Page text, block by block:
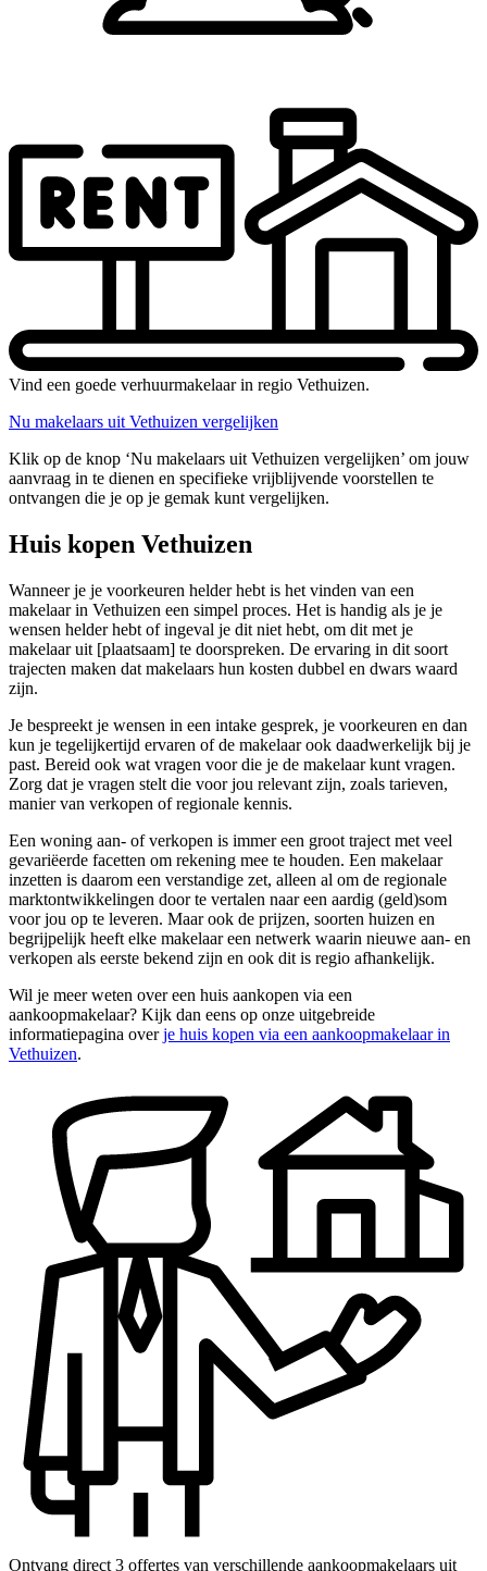
Vind een goede verhuurmakelaar in regio Vethuizen.
Nu makelaars uit Vethuizen vergelijken
Klik op de knop ‘Nu makelaars uit Vethuizen vergelijken’ om jouw
aanvraag in te dienen en specifieke vrijblijvende voorstellen te
ontvangen die je op je gemak kunt vergelijken.
Huis kopen Vethuizen
Wanneer je je voorkeuren helder hebt is het vinden van een
makelaar in Vethuizen een simpel proces. Het is handig als je je
wensen helder hebt of ingeval je dit niet hebt, om dit met je
makelaar uit [plaatsaam] te doorspreken. De ervaring in dit soort
trajecten maken dat makelaars hun kosten dubbel en dwars waard
zijn.
Je bespreekt je wensen in een intake gesprek, je voorkeuren en dan
kun je tegelijkertijd ervaren of de makelaar ook daadwerkelijk bij je
past. Bereid ook wat vragen voor die je de makelaar kunt vragen.
Zorg dat je vragen stelt die voor jou relevant zijn, zoals tarieven,
manier van verkopen of regionale kennis.
Een woning aan- of verkopen is immer een groot traject met veel
gevariëerde facetten om rekening mee te houden. Een makelaar
inzetten is daarom een verstandige zet, alleen al om de regionale
marktontwikkelingen door te vertalen naar een aardig (geld)som
voor jou op te leveren. Maar ook de prijzen, soorten huizen en
begrijpelijk heeft elke makelaar een netwerk waarin nieuwe aan- en
verkopen als eerste bekend zijn en ook dit is regio afhankelijk.
Wil je meer weten over een huis aankopen via een
aankoopmakelaar? Kijk dan eens op onze uitgebreide
informatiepagina overje huis kopen via een aankoopmakelaar in
Vethuizen.
Ontvang direct 3 offertes van verschillende aankoopmakelaars uit